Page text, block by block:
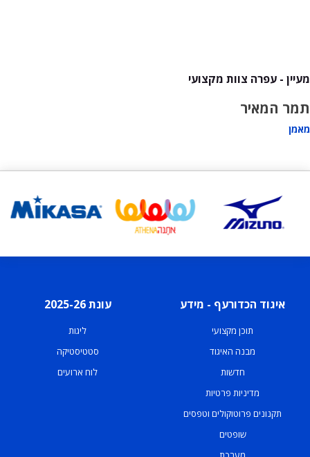
מעיין - עפרה צוות מקצועי
תמר המאיר
מאמן
איגוד הכדורעף - מידע
תוכן מקצועי
מבנה האיגוד
חדשות
מדיניות פרטיות
תקנונים פרוטוקולים וטפסים
שופטים
עונת 2025-26
ליגות
סטטיסטיקה
לוח ארועים